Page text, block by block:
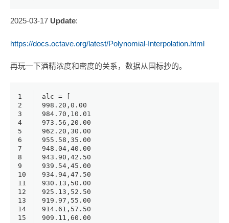
2025-03-17 Update:
https://docs.octave.org/latest/Polynomial-Interpolation.html
再玩一下酒精浓度和密度的关系，数据从国标抄的。
1
2
3
4
5
6
7
8
9
10
11
12
13
14
15
alc = [
998.20 , 0.00
984.70 , 10.01
973.56 , 20.00
962.20 , 30.00
955.58 , 35.00
948.04 , 40.00
943.90 , 42.50
939.54 , 45.00
934.94 , 47.50
930.13 , 50.00
925.13 , 52.50
919.97 , 55.00
914.61 , 57.50
909.11 , 60.00